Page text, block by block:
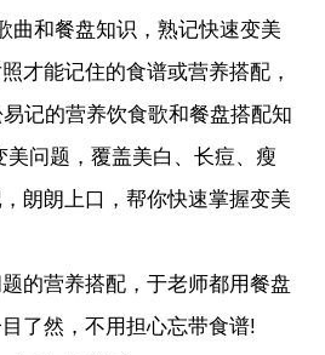
和餐盘知识，熟记快速变美
能记住的食谱或营养搭配，
记的营养饮食歌和餐盘搭配知
问题，覆盖美白、长痘、瘦
朗朗上口，帮你快速掌握变美
营养搭配，于老师都用餐盘
了然，不用担心忘带食谱!